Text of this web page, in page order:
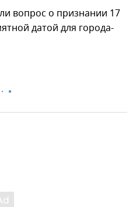
вопрос о признании 17
датой для города-